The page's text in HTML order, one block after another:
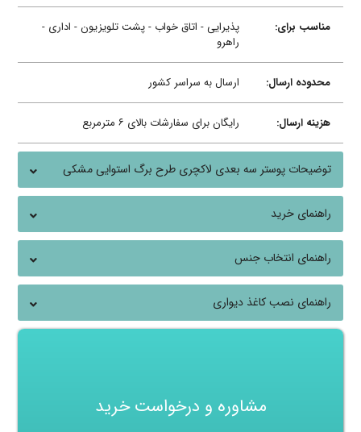
مناسب برای:
پذیرایی - اتاق خواب - پشت تلویزیون - اداری -
راهرو
محدوده ارسال: ارسال به سراسر کشور
هزینه ارسال: رایگان برای سفارشات بالای ۶ مترمربع
توضیحات پوستر سه بعدی لاکچری طرح برگ استوایی مشکی
طلایی
راهنمای خرید
راهنمای انتخاب جنس
راهنمای نصب کاغذ دیواری
مشاوره و درخواست خرید